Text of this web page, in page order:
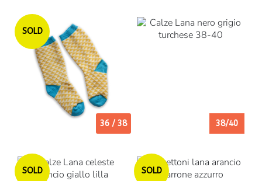
Esaurito
SOLD
36 / 38 38/40
Esaurito
SOLD
Esaurito
SOLD